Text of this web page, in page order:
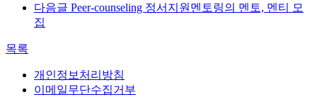
다음글 Peer-counseling 정서지원멘토링의 멘토, 멘티 모
집
목록
개인정보처리방침
이메일무단수집거부